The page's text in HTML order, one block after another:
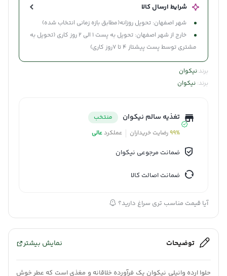
شرایط ارسال کالا
شهر اصفهان: تحویل روزانه(مطابق بازه زمانی انتخاب شده)
خارج از شهر اصفهان: تحویل به پست 1 الی 2 روز کاری (تحویل به
مشتری توسط پست پیشتاز 4 تا 7روز کاری)
برند:نیکوان
برند: نیکوان
تغذیه سالم نیکوان
منتخب
99%رضایت خریداران عملکردعالی
ضمانت مرجوعی نیکوان
ضمانت اصالت کالا
آیا قیمت مناسب تری سراغ دارید؟
توضیحات نمایش بیشتر
حلوا ارده وانیلی نیکوان یک فرآورده خلاقانه و مغذی است که عطر خوش